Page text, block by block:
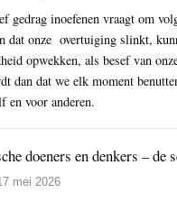
gedrag inoefenen vraagt om
dat onze overtuiging slinkt,
opwekken, als besef van
dan dat we elk moment
en voor anderen.
doeners en denkers – de
mei 2026